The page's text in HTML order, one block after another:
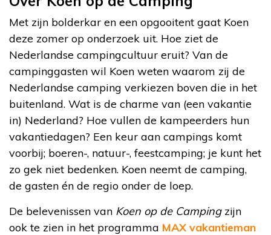
Met zijn bolderkar en een opgooitent gaat Koen
deze zomer op onderzoek uit. Hoe ziet de
Nederlandse campingcultuur eruit? Van de
campinggasten wil Koen weten waarom zij de
Nederlandse camping verkiezen boven die in het
buitenland. Wat is de charme van (een vakantie
in) Nederland? Hoe vullen de kampeerders hun
vakantiedagen? Een keur aan campings komt
voorbij; boeren-, natuur-, feestcamping; je kunt het
zo gek niet bedenken. Koen neemt de camping,
de gasten én de regio onder de loep.
De belevenissen van Koen op de Campingzijn
ook te zien in het programma MAX vakantieman